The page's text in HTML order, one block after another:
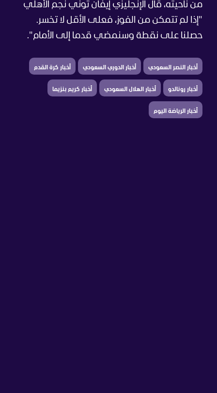
من ناحيته، قال الإنجليزي إيفان توني نجم الأهلي
"إذا لم تتمكن من الفوز، فعلى الأقل لا تخسر.
حصلنا على نقطة وسنمضي قدما إلى الأمام".
أخبار النصر السعودي أخبار الدوري السعودي أخبار كرة القدم
أخبار رونالدو أخبار الهلال السعودي أخبار كريم بنزيما
أخبار الرياضة اليوم